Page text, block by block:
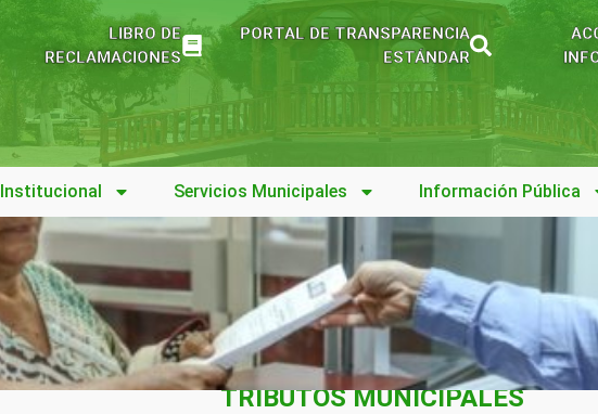
PORTAL DE TRANSPARENCIA
ESTÁNDAR
LIBRO DE
RECLAMACIONES
Institucional Servicios Municipales Información Pública
TRIBUTOS MUNICIPALES